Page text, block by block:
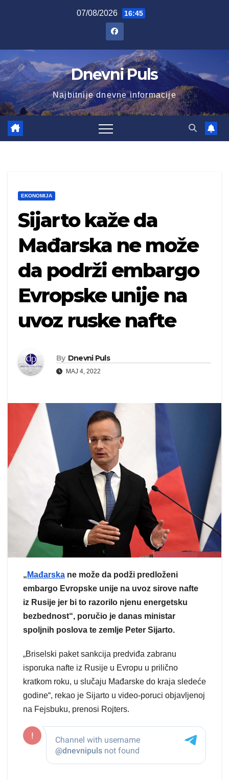
07/08/2026 16:45
Dnevni Puls
Najbitnije dnevne informacije
EKONOMIJA
Sijarto kaže da
Mađarska ne može
da podrži embargo
Evropske unije na
uvoz ruske nafte
By Dnevni Puls
MAJ 4, 2022
„ Mađarska ne može da podži predloženi
embargo Evropske unije na uvoz sirove nafte
iz Rusije jer bi to razorilo njenu energetsku
bezbednost“, poručio je danas ministar
spoljnih poslova te zemlje Peter Sijarto.
„Briselski paket sankcija predviđa zabranu
isporuka nafte iz Rusije u Evropu u prilično
kratkom roku, u slučaju Mađarske do kraja sledeće
godine“, rekao je Sijarto u video-poruci objavljenoj
na Fejsbuku, prenosi Rojters.